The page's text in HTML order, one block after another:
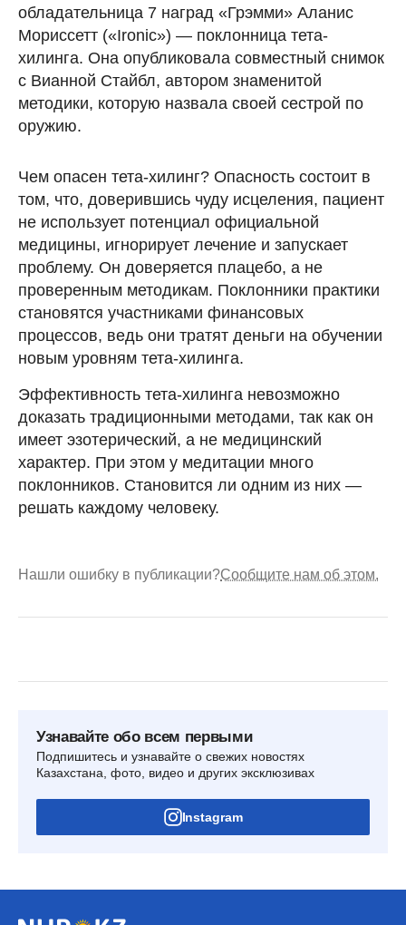
обладательница 7 наград «Грэмми» Аланис
Мориссетт («Ironic») — поклонница тета-
хилинга. Она опубликовала совместный снимок
с Вианной Стайбл, автором знаменитой
методики, которую назвала своей сестрой по
оружию.
Чем опасен тета-хилинг? Опасность состоит в
том, что, доверившись чуду исцеления, пациент
не использует потенциал официальной
медицины, игнорирует лечение и запускает
проблему. Он доверяется плацебо, а не
проверенным методикам. Поклонники практики
становятся участниками финансовых
процессов, ведь они тратят деньги на обучении
новым уровням тета-хилинга.
Эффективность тета-хилинга невозможно
доказать традиционными методами, так как он
имеет эзотерический, а не медицинский
характер. При этом у медитации много
поклонников. Становится ли одним из них —
решать каждому человеку.
Нашли ошибку в публикации?Сообщите нам об этом.
Узнавайте обо всем первыми
Подпишитесь и узнавайте о свежих новостях
Казахстана, фото, видео и других эксклюзивах
Instagram